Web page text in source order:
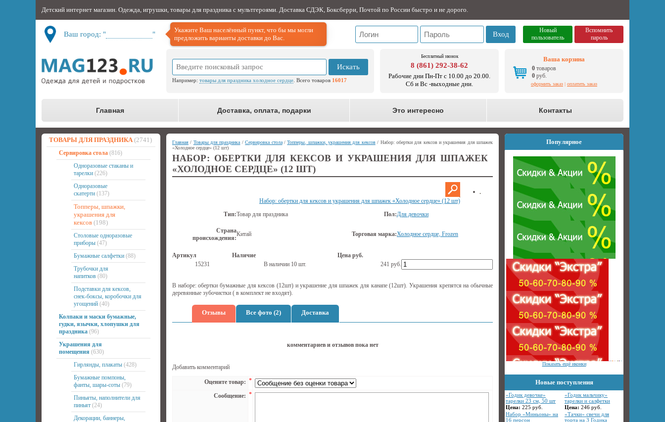
Детский интернет магазин. Одежда, игрушки, товары для праздника с мультгероями. Доставка СДЭК, Боксберри, Почтой по России быстро и не дорого.
Ваш город: " "
Укажите Ваш населённый пункт, что бы мы могли
предложить варианты доставки до Вас.
Вход
Новый
пользователь
Вспомнить
пароль
Искать
Например: товары для праздника холодное сердце . Всего товаров 16017
Бесплатный звонок
8 (861) 292-38-62
Рабочие дни Пн-Пт с 10.00 до 20.00.
Сб и Вс -выходные дни.
Ваша корзина
0 товаров
0 руб.
оформить заказ | оплатить заказ
Главная Доставка, оплата, подарки Это интересно Контакты
ТОВАРЫ ДЛЯ ПРАЗДНИКА (2741)
Сервировка стола (816)
Одноразовые стаканы и
тарелки (226)
Одноразовые
скатерти (137)
Топперы, шпажки,
украшения для
кексов (198)
Столовые одноразовые
приборы (47)
Бумажные салфетки (88)
Трубочки для
напитков (80)
Подставки для кексов,
снек-боксы, коробочки для
угощений (40)
Колпаки и маски бумажные,
гудки, язычки, хлопушки для
праздника (96)
Украшения для
помещения (630)
Гирлянды, плакаты (428)
Бумажные помпоны,
фанты, шары-соты (79)
Пиньяты, наполнители для
пиньят (24)
Декорации, баннеры,
Главная / Товары для праздника /Сервировка стола/Топперы, шпажки, украшения для кексов/ Набор: обертки для кексов и украшения для шпажек
«Холодное сердце» (12 шт)
НАБОР: ОБЕРТКИ ДЛЯ КЕКСОВ И УКРАШЕНИЯ ДЛЯ ШПАЖЕК
«ХОЛОДНОЕ СЕРДЦЕ» (12 ШТ)
Набор: обертки для кексов и украшения для шпажек «Холодное сердце» (12 шт)
Тип:Товар для праздника Пол:Для девочки
Страна
происхождения:
Китай Торговая марка:Холодное сердце, Frozen
Артикул Наличие
Цена руб.
15231
В наличии 10 шт. 241 руб.
В наборе: обертки бумажные для кексов (12шт) и украшение для шпажек для канапе (12шт). Украшения крепятся на обычные
деревянные зубочистки ( в комплект не входят).
Отзывы Все фото (2) Доставка
комментариев и отзывов пока нет
Добавить комментарий
Оцените товар: *
Сообщение: *
Популярное
Показать ещё иконки
Новые поступления
«Годик девочке»
тарелки 23 см, 50 шт
Цена: 225 руб.
«Годик мальчику»
тарелки и салфетки
Цена: 246 руб.
Набор «Миньоны» на
16 персон
«Тачки» свечи для
торта на 3 Годика